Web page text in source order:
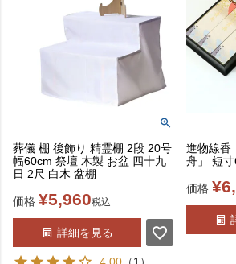
葬儀 棚 後飾り 精霊棚 2段 20号
幅60cm 祭壇 木製 お盆 四十九
日 2尺 白木 盆棚
価格 ¥5,960税込
詳細を見る
進物線香
舟」 短寸
価格 ¥